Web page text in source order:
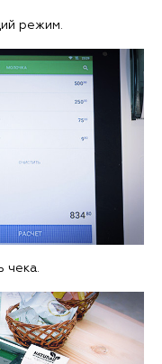
режим.
чека.